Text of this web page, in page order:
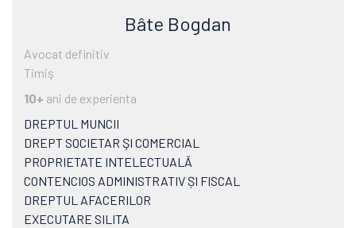
Bâte Bogdan
Avocat definitiv
Timiş
10+ ani de experienta
DREPTUL MUNCII
DREPT SOCIETAR ŞI COMERCIAL
PROPRIETATE INTELECTUALĂ
CONTENCIOS ADMINISTRATIV ȘI FISCAL
DREPTUL AFACERILOR
EXECUTARE SILITA